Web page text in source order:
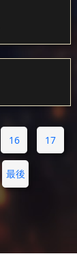
16 17
最後